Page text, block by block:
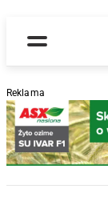
Menu
Reklama